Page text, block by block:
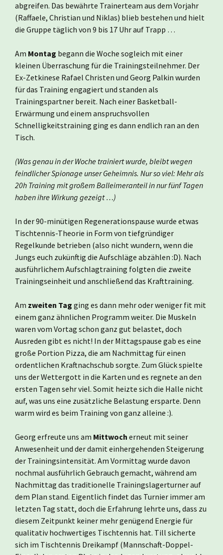
abgreifen. Das bewährte Trainerteam aus dem Vorjahr
(Raffaele, Christian und Niklas) blieb bestehen und hielt
die Gruppe täglich von 9 bis 17 Uhr auf Trapp …
Am Montag begann die Woche sogleich mit einer
kleinen Überraschung für die Trainingsteilnehmer. Der
Ex-Zetkinese Rafael Christen und Georg Palkin wurden
für das Training engagiert und standen als
Trainingspartner bereit. Nach einer Basketball-
Erwärmung und einem anspruchsvollen
Schnelligkeitstraining ging es dann endlich ran an den
Tisch.
(Was genau in der Woche trainiert wurde, bleibt wegen
feindlicher Spionage unser Geheimnis. Nur so viel: Mehr als
20h Training mit großem Balleimeranteil in nur fünf Tagen
haben ihre Wirkung gezeigt …)
In der 90-minütigen Regenerationspause wurde etwas
Tischtennis-Theorie in Form von tiefgründiger
Regelkunde betrieben (also nicht wundern, wenn die
Jungs euch zukünftig die Aufschläge abzählen :D). Nach
ausführlichem Aufschlagtraining folgten die zweite
Trainingseinheit und anschließend das Krafttraining.
Am zweiten Tag ging es dann mehr oder weniger fit mit
einem ganz ähnlichen Programm weiter. Die Muskeln
waren vom Vortag schon ganz gut belastet, doch
Ausreden gibt es nicht! In der Mittagspause gab es eine
große Portion Pizza, die am Nachmittag für einen
ordentlichen Kraftnachschub sorgte. Zum Glück spielte
uns der Wettergott in die Karten und es regnete an den
ersten Tagen sehr viel. Somit heizte sich die Halle nicht
auf, was uns eine zusätzliche Belastung ersparte. Denn
warm wird es beim Training von ganz alleine :).
Georg erfreute uns am Mittwoch erneut mit seiner
Anwesenheit und der damit einhergehenden Steigerung
der Trainingsintensität. Am Vormittag wurde davon
nochmal ausführlich Gebrauch gemacht, während am
Nachmittag das traditionelle Trainingslagerturner auf
dem Plan stand. Eigentlich findet das Turnier immer am
letzten Tag statt, doch die Erfahrung lehrte uns, dass zu
diesem Zeitpunkt keiner mehr genügend Energie für
qualitativ hochwertiges Tischtennis hat. Till sicherte
sich im Tischtennis Dreikampf (Mannschaft-Doppel-